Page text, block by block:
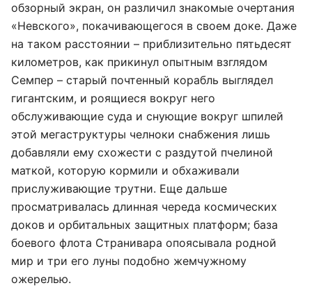
обзорный экран, он различил знакомые очертания
«Невского», покачивающегося в своем доке. Даже
на таком расстоянии – приблизительно пятьдесят
километров, как прикинул опытным взглядом
Семпер – старый почтенный корабль выглядел
гигантским, и роящиеся вокруг него
обслуживающие суда и снующие вокруг шпилей
этой мегаструктуры челноки снабжения лишь
добавляли ему схожести с раздутой пчелиной
маткой, которую кормили и обхаживали
прислуживающие трутни. Еще дальше
просматривалась длинная череда космических
доков и орбитальных защитных платформ; база
боевого флота Странивара опоясывала родной
мир и три его луны подобно жемчужному
ожерелью.